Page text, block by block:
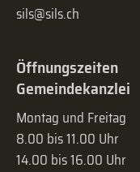
sils@sils.ch
Öffnungszeiten
Gemeindekanzlei
Montag und Freitag
8.00 bis 11.00 Uhr
14.00 bis 16.00 Uhr